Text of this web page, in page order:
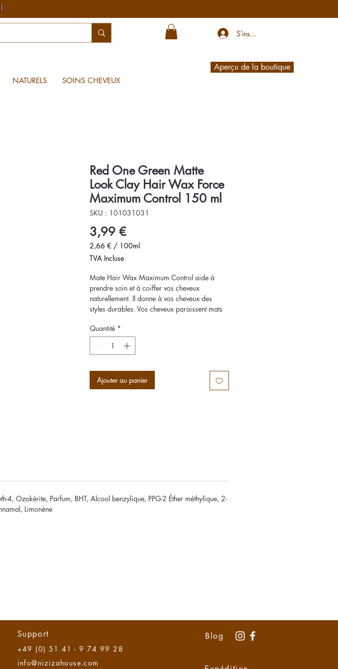
NATURELS SOINS CHEVEUX
S'inscrire
Aperçu de la boutique
Red One Green Matte
Look Clay Hair Wax Force
Maximum Control 150 ml
SKU : 101031031
3,99 €Prix
2,66 € / 100ml
2,66 €
pour
Millilitres
TVA Incluse
Mate Hair Wax Maximum Control aide à
prendre soin et à coiffer vos cheveux
naturellement. Il donne à vos cheveux des
styles durables. Vos cheveux paraissent mats
peignant.
Quantité *
Ajouter au panier
4, Ozokérite, Parfum, BHT, Alcool benzylique, PPG-2 Éther méthylique, 2-
Limonène
Support
+49 (0) 51 41 - 9 74 99 28
info@nizizahouse.com
Blog